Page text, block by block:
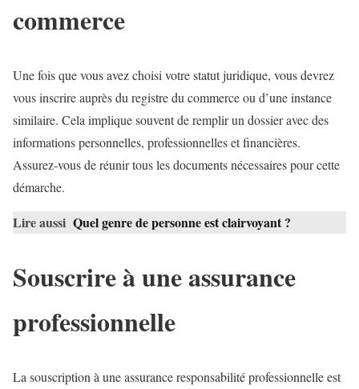
commerce
Une fois que vous avez choisi votre statut juridique, vous devrez
vous inscrire auprès du registre du commerce ou d’une instance
similaire. Cela implique souvent de remplir un dossier avec des
informations personnelles, professionnelles et financières.
Assurez-vous de réunir tous les documents nécessaires pour cette
démarche.
Lire aussi Quel genre de personne est clairvoyant ?
Souscrire à une assurance
professionnelle
La souscription à une assurance responsabilité professionnelle est